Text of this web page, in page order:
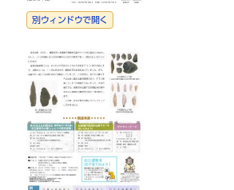
別ウィンドウで開く